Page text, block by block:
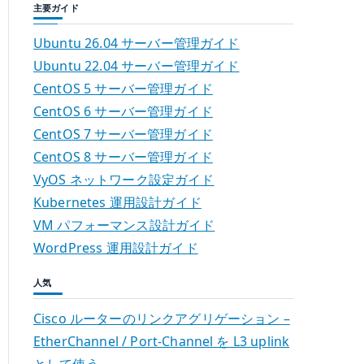
主要ガイド
Ubuntu 26.04 サーバー管理ガイド
Ubuntu 22.04 サーバー管理ガイド
CentOS 5 サーバー管理ガイド
CentOS 6 サーバー管理ガイド
CentOS 7 サーバー管理ガイド
CentOS 8 サーバー管理ガイド
VyOS ネットワーク設定ガイド
Kubernetes 運用設計ガイド
VM パフォーマンス設計ガイド
WordPress 運用設計ガイド
人気
Cisco ルーターのリンクアグリゲーション –
EtherChannel / Port-Channel を L3 uplink